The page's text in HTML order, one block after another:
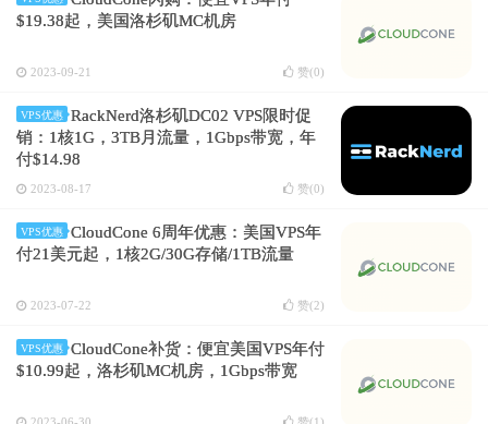
$19.38起，美国洛杉矶MC机房
2023-09-21 赞(0)
VPS优惠
RackNerd洛杉矶DC02 VPS限时促
销：1核1G，3TB月流量，1Gbps带宽，年
付$14.98
2023-08-17 赞(0)
VPS优惠
CloudCone 6周年优惠：美国VPS年
付21美元起，1核2G/30G存储/1TB流量
2023-07-22 赞(2)
VPS优惠
CloudCone补货：便宜美国VPS年付
$10.99起，洛杉矶MC机房，1Gbps带宽